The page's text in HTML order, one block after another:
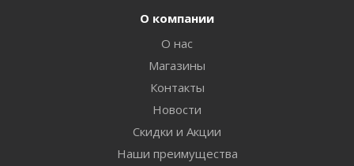
О компании
О нас
Магазины
Контакты
Новости
Скидки и Акции
Наши преимущества